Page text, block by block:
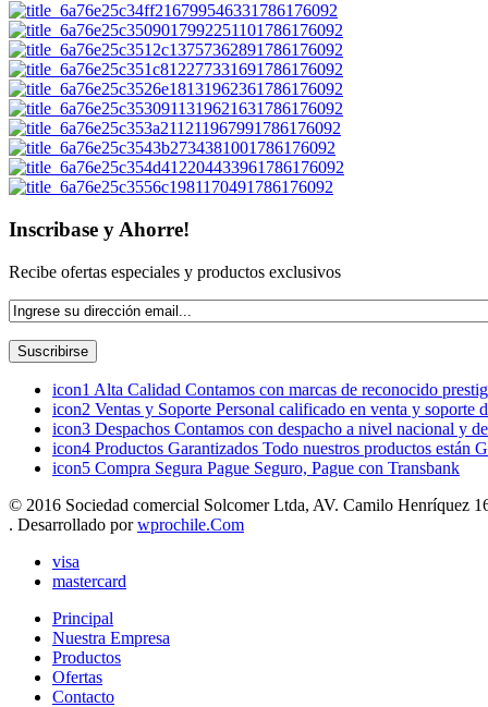
Inscribase y Ahorre!
Recibe ofertas especiales y productos exclusivos
icon1 Alta Calidad Contamos con marcas de reconocido
icon2 Ventas y Soporte Personal calificado en venta y soporte
icon3 Despachos Contamos con despacho a nivel nacional y
icon4 Productos Garantizados Todo nuestros productos están
icon5 Compra Segura Pague Seguro, Pague con Transbank
© 2016 Sociedad comercial Solcomer Ltda, AV. Camilo Henríquez
. Desarrollado porwprochile.Com
visa
mastercard
Principal
Nuestra Empresa
Productos
Ofertas
Contacto